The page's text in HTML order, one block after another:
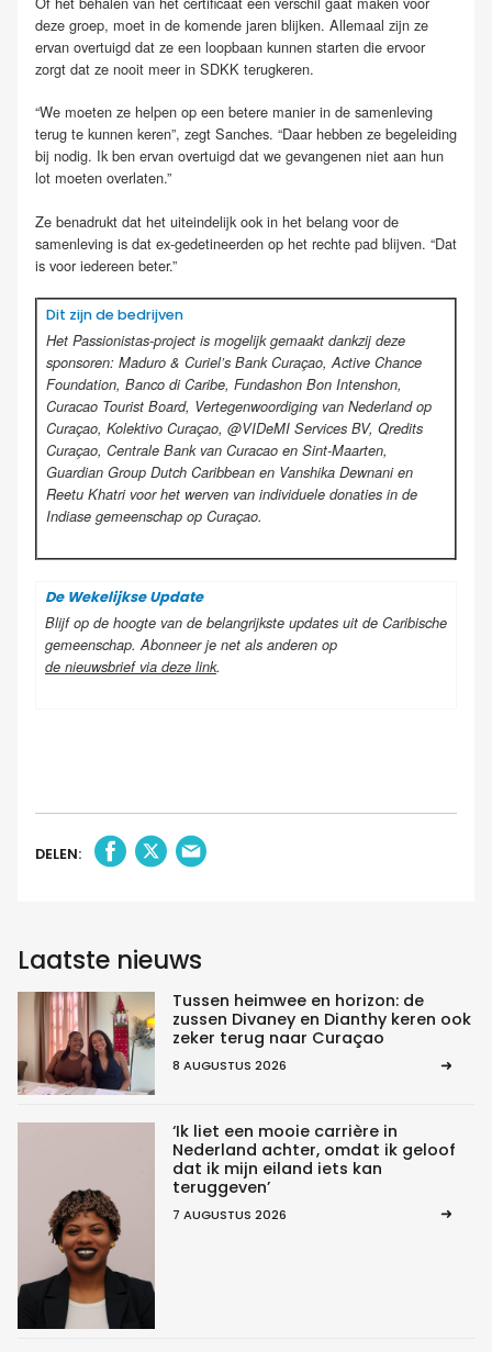
deze groep, moet in de komende jaren blijken. Allemaal zijn ze
ervan overtuigd dat ze een loopbaan kunnen starten die ervoor
zorgt dat ze nooit meer in SDKK terugkeren.
“We moeten ze helpen op een betere manier in de samenleving
terug te kunnen keren”, zegt Sanches. “Daar hebben ze begeleiding
bij nodig. Ik ben ervan overtuigd dat we gevangenen niet aan hun
lot moeten overlaten.”
Ze benadrukt dat het uiteindelijk ook in het belang voor de
samenleving is dat ex-gedetineerden op het rechte pad blijven. “Dat
is voor iedereen beter.”
Dit zijn de bedrijven
Het Passionistas-project is mogelijk gemaakt dankzij deze
sponsoren: Maduro & Curiel’s Bank Curaçao, Active Chance
Foundation, Banco di Caribe, Fundashon Bon Intenshon,
Curacao Tourist Board, Vertegenwoordiging van Nederland op
Curaçao, Kolektivo Curaçao, @VIDeMI Services BV, Qredits
Curaçao, Centrale Bank van Curacao en Sint-Maarten,
Guardian Group Dutch Caribbean en Vanshika Dewnani en
Reetu Khatri voor het werven van individuele donaties in de
Indiase gemeenschap op Curaçao.
De Wekelijkse Update
Blijf op de hoogte van de belangrijkste updates uit de Caribische
gemeenschap. Abonneer je net als anderen op
de nieuwsbrief via deze link.
DELEN:
Laatste nieuws
Tussen heimwee en horizon: de
zussen Divaney en Dianthy keren ook
zeker terug naar Curaçao
8 AUGUSTUS 2026
‘Ik liet een mooie carrière in
Nederland achter, omdat ik geloof
dat ik mijn eiland iets kan
teruggeven’
7 AUGUSTUS 2026